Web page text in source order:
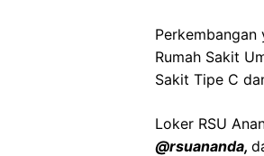
Rumah Sakit
Sakit Tipe C
Loker RSU
@rsuananda,